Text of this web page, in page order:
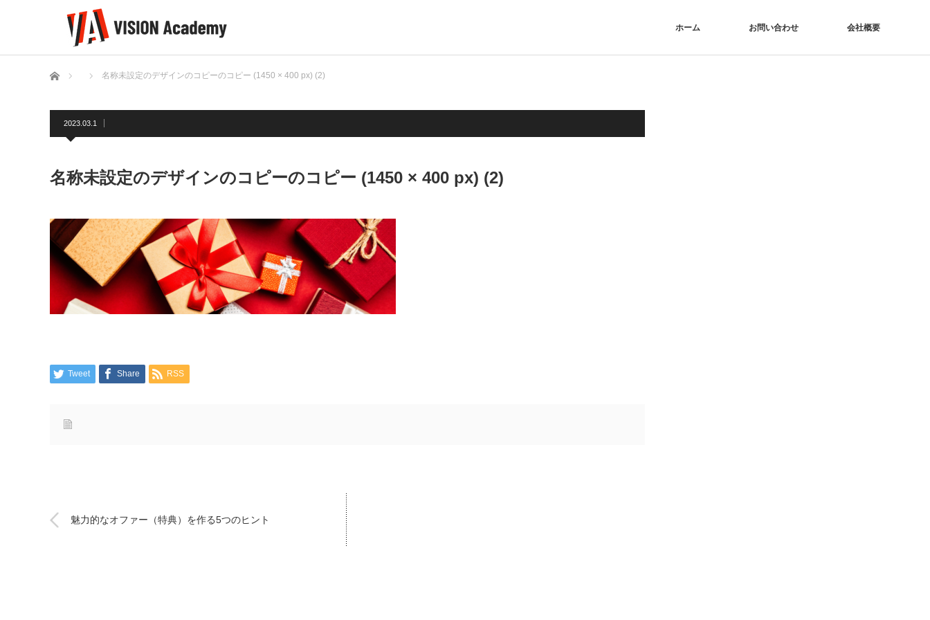
ホーム お問い合わせ 会社概要
ホーム 名称未設定のデザインのコピーのコピー (1450 × 400 px) (2)
2023.03.1
名称未設定のデザインのコピーのコピー (1450 × 400 px) (2)
Tweet Share RSS
魅力的なオファー（特典）を作る5つのヒント